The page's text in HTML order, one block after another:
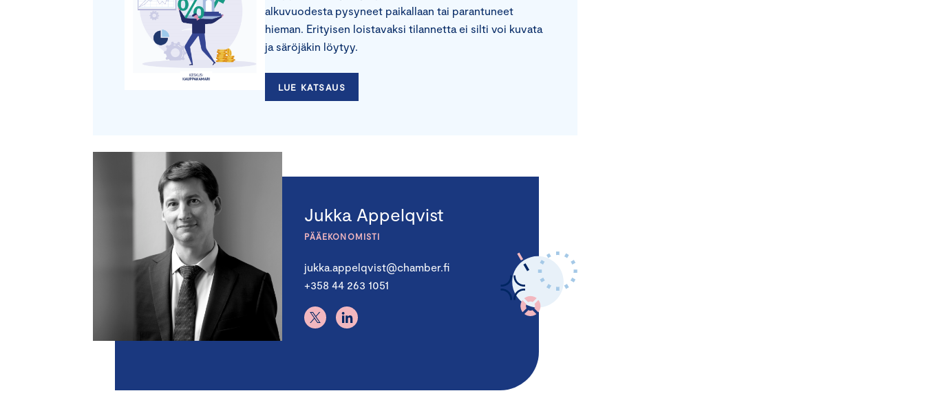
alkuvuodesta pysyneet paikallaan tai parantuneet
hieman. Erityisen loistavaksi tilannetta ei silti voi kuvata
ja säröjäkin löytyy.
LUE KATSAUS
Jukka Appelqvist
PÄÄEKONOMISTI
jukka.appelqvist@chamber.fi
+358 44 263 1051